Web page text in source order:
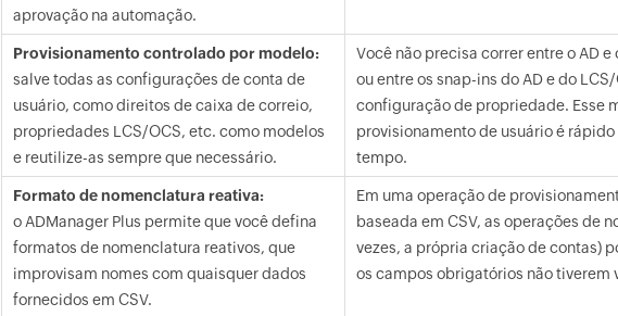
aprovação na automação.
Provisionamento controlado por modelo:
salve todas as configurações de conta de
usuário, como direitos de caixa de correio,
propriedades LCS/OCS, etc. como modelos
e reutilize-as sempre que necessário.
Você não precisa correr entre o AD e
ou entre os snap-ins do AD e do
configuração de propriedade. Esse
provisionamento de usuário é rápido
tempo.
Formato de nomenclatura reativa:
o ADManager Plus permite que você defina
formatos de nomenclatura reativos, que
improvisam nomes com quaisquer dados
fornecidos em CSV.
Em uma operação de
baseada em CSV, as operações de
vezes, a própria criação de contas)
os campos obrigatórios não tiverem